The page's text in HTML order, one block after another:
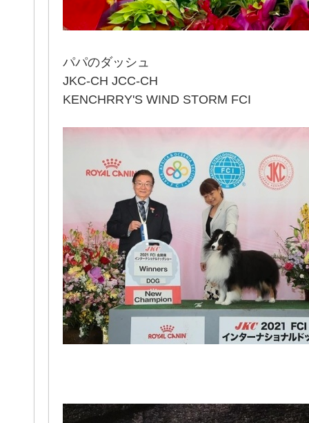
パパのダッシュ
JKC-CH JCC-CH
KENCHRRY'S WIND STORM FCI